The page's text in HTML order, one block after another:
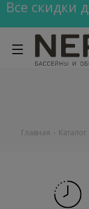
Все скидки
Главная - Каталог